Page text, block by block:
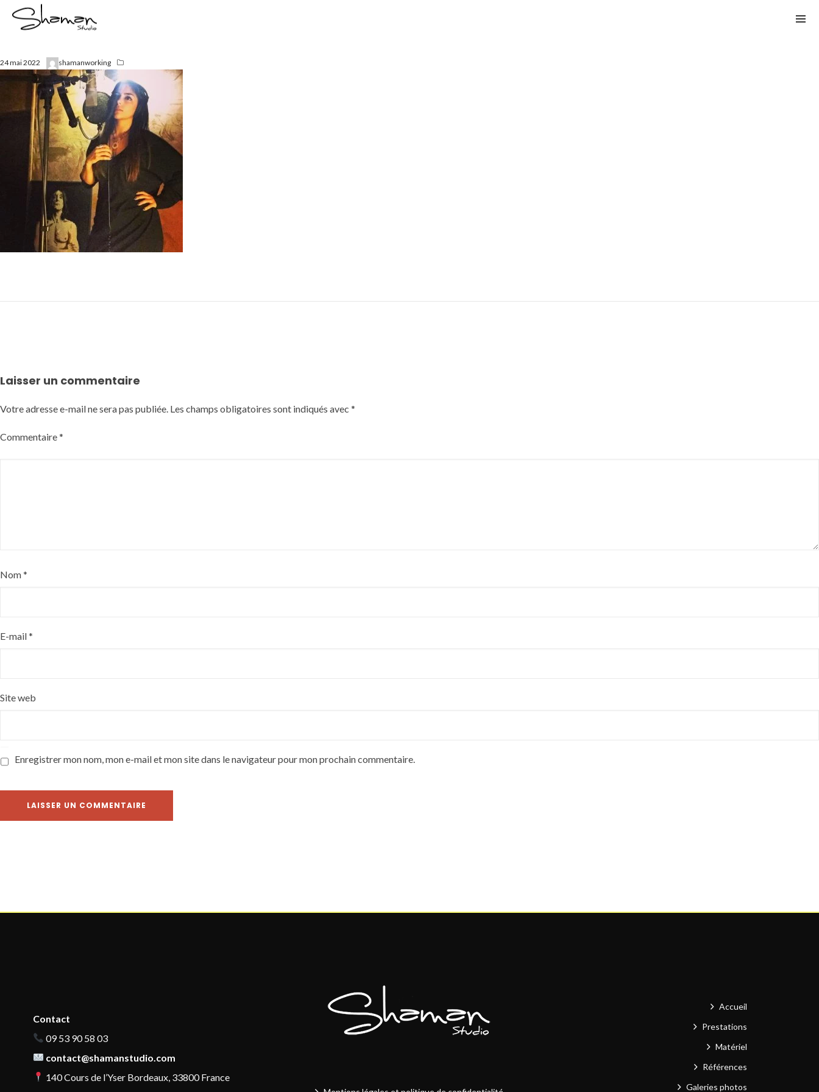
24 mai 2022 shamanworking
Laisser un commentaire
Votre adresse e-mail ne sera pas publiée. Les champs obligatoires sont indiqués avec *
Commentaire*
Nom*
E-mail*
Site web
Enregistrer mon nom, mon e-mail et mon site dans le navigateur pour mon prochain commentaire.
Contact
09 53 90 58 03
contact@shamanstudio.com
140 Cours de l’Yser Bordeaux, 33800 France
Accueil
Prestations
Matériel
Références
Galeries photos